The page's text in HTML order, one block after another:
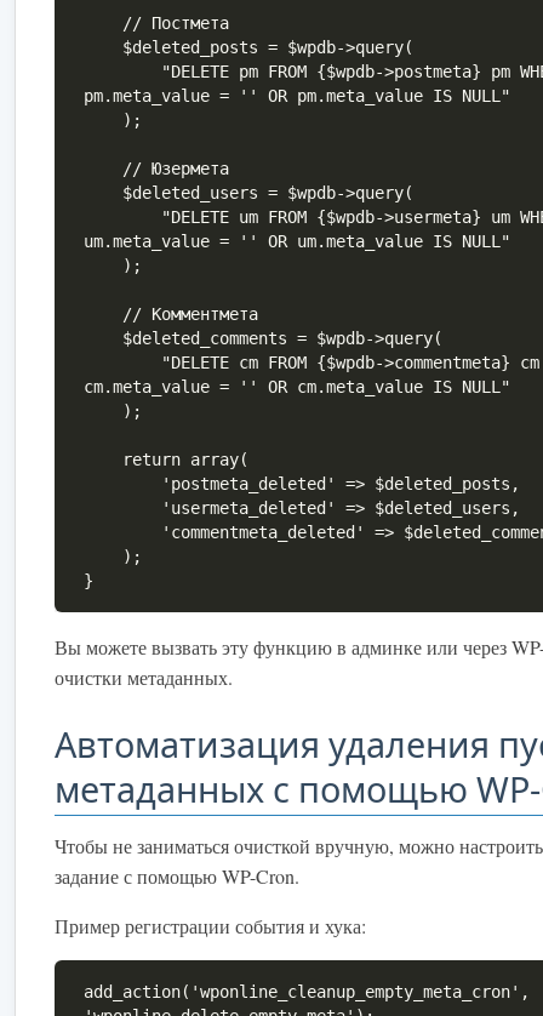
pm.meta_value = '' OR pm.meta_value IS NULL"
um.meta_value = '' OR um.meta_value IS NULL"
cm.meta_value = '' OR cm.meta_value IS NULL"
}
Вы можете вызвать эту функцию в админке или через
очистки метаданных.
Автоматизация удаления
метаданных с помощью
Чтобы не заниматься очисткой вручную, можно
задание с помощью WP-Cron.
Пример регистрации события и хука:
add_action('wponline_cleanup_empty_meta_cron',